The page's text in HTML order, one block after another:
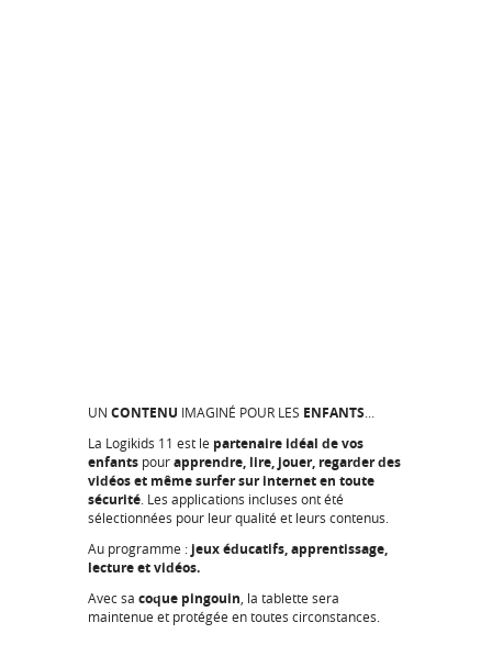
UN CONTENU IMAGINÉ POUR LES ENFANTS
La Logikids 11 est le partenaire idéal de vos
enfants pourapprendre, lire, jouer, regarder des
vidéos et même surfer sur internet en toute
sécurité . Les applications incluses ont été
sélectionnées pour leur qualité et leurs contenus.
Au programme : jeux éducatifs, apprentissage,
lecture et vidéos.
Avec sa coque pingouin , la tablette sera
maintenue et protégée en toutes circonstances.